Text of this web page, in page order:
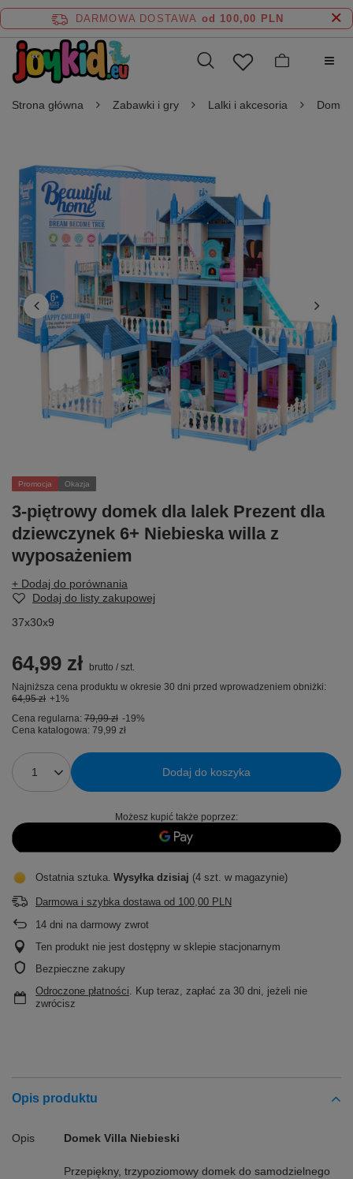
DARMOWA DOSTAWA od 100,00 PLN
Strona główna Zabawki i gry Lalki i akcesoria Domki
Promocja Okazja
3-piętrowy domek dla lalek Prezent dla
dziewczynek 6+ Niebieska willa z
wyposażeniem
+ Dodaj do porównania
Dodaj do listy zakupowej
37x30x9
64,99 zł brutto / szt.
Najniższa cena produktu w okresie 30 dni przed wprowadzeniem obniżki:
64,95 zł +1%
Cena regularna: 79,99 zł -19%
Cena katalogowa: 79,99 zł
Dodaj do koszyka
Możesz kupić także poprzez:
Ostatnia sztuka Wysyłka dzisiaj (4 szt. w magazynie)
Darmowa i szybka dostawa od 100,00 PLN
14 dni na darmowy zwrot
Ten produkt nie jest dostępny w sklepie stacjonarnym
Bezpieczne zakupy
Odroczone płatności. Kup teraz, zapłać za 30 dni, jeżeli nie
zwrócisz
Opis produktu
Opis Domek Villa Niebieski
Przepiękny, trzypoziomowy domek do samodzielnego